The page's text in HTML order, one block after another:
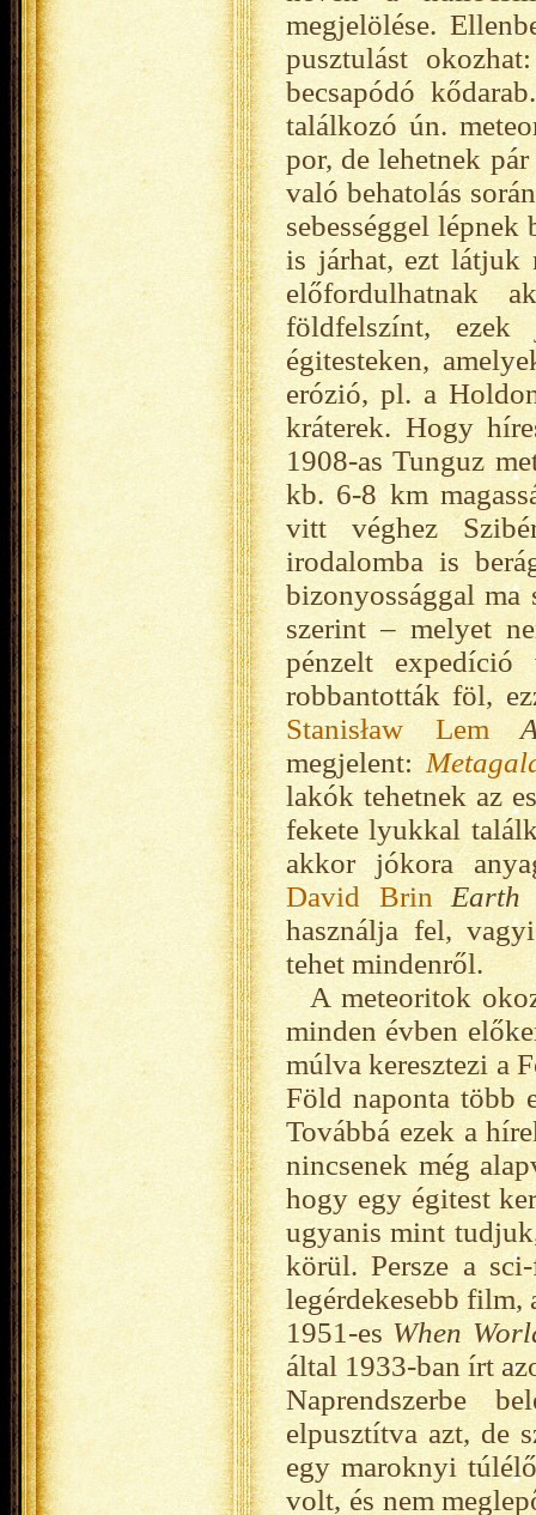
megjelölése.
pusztulást
becsapódó
találkozó ún.
por, de lehetnek
való behatolás
sebességgel
is járhat, ezt látjuk
előfordulhatnak
földfelszínt, ezek
égitesteken,
erózió, pl. a
kráterek. Hogy
1908-as Tunguz
kb. 6-8 km
vitt véghez
irodalomba is
bizonyossággal
szerint – melyet
pénzelt
robbantották föl,
Stanisław Lem
megjelent:
lakók tehetnek az
fekete lyukkal
akkor jókora
David Brin
Earth
használja fel,
tehet mindenről.
A meteoritok
minden évben
múlva keresztezi a
Föld naponta több
Továbbá ezek a
nincsenek még
hogy egy égitest
ugyanis mint
körül. Persze a
legérdekesebb film,
1951-esWhen
által 1933-ban írt
Naprendszerbe
elpusztítva azt, de
egy maroknyi
volt, és nem